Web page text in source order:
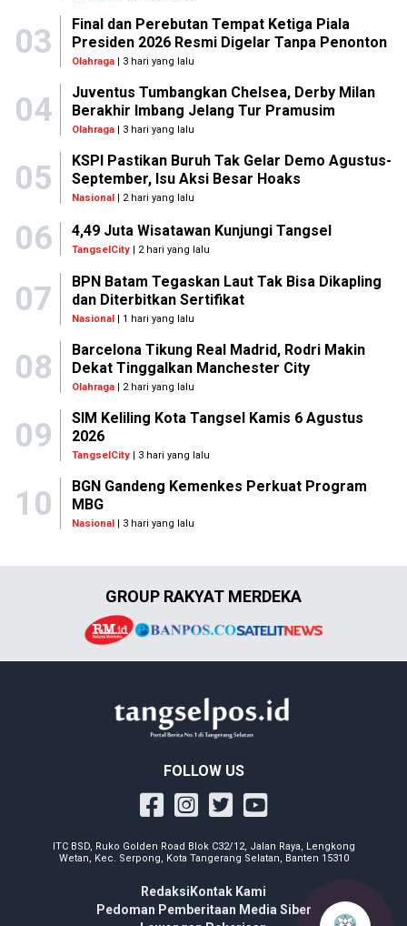
03
Final dan Perebutan Tempat Ketiga Piala
Presiden 2026 Resmi Digelar Tanpa Penonton
Olahraga| 3 hari yang lalu
04
Juventus Tumbangkan Chelsea, Derby Milan
Berakhir Imbang Jelang Tur Pramusim
Olahraga| 3 hari yang lalu
05
KSPI Pastikan Buruh Tak Gelar Demo Agustus-
September, Isu Aksi Besar Hoaks
Nasional| 2 hari yang lalu
06 4,49 Juta Wisatawan Kunjungi Tangsel
TangselCity | 2 hari yang lalu
07
BPN Batam Tegaskan Laut Tak Bisa Dikapling
dan Diterbitkan Sertifikat
Nasional| 1 hari yang lalu
08
Barcelona Tikung Real Madrid, Rodri Makin
Dekat Tinggalkan Manchester City
Olahraga| 2 hari yang lalu
09
SIM Keliling Kota Tangsel Kamis 6 Agustus
2026
TangselCity| 3 hari yang lalu
10
BGN Gandeng Kemenkes Perkuat Program
MBG
Nasional| 3 hari yang lalu
GROUP RAKYAT MERDEKA
FOLLOW US
ITC BSD, Ruko Golden Road Blok C32/12, Jalan Raya, Lengkong
Wetan, Kec. Serpong, Kota Tangerang Selatan, Banten 15310
Redaksi Kontak Kami
Pedoman Pemberitaan Media Siber